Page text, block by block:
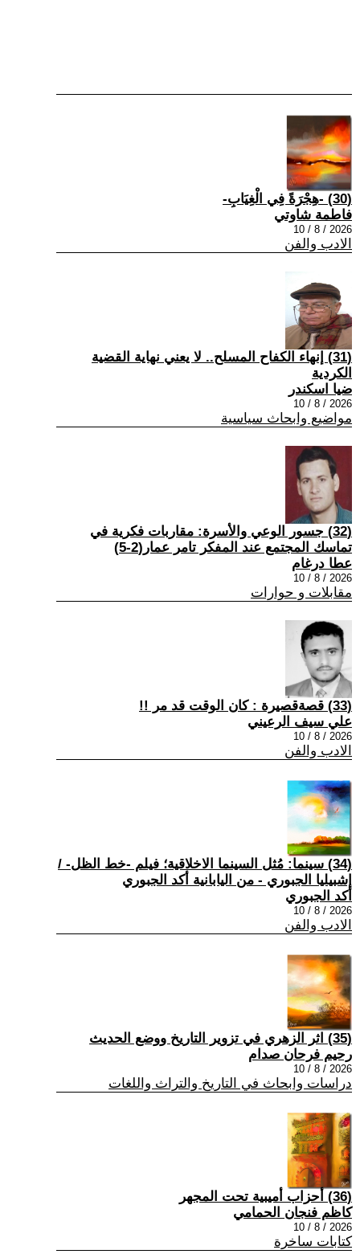
(30) -هِجْرَةً فِي الْغِيَابِ-
فاطمة شاوتي
2026 / 8 / 10
الادب والفن
(31) إنهاء الكفاح المسلح.. لا يعني نهاية القضية
الكردية
ضيا اسكندر
2026 / 8 / 10
مواضيع وابحاث سياسية
(32) جسور الوعي والأسرة: مقاربات فكرية في
تماسك المجتمع عند المفكر تامر عمار(2-5)
عطا درغام
2026 / 8 / 10
مقابلات و حوارات
(33) قصةقصيرة : كان الوقت قد مر !!
علي سيف الرعيني
2026 / 8 / 10
الادب والفن
(34) سينما: مُثل السينما الاخلاقية؛ فيلم -خط الظل- /
إشبيليا الجبوري - من اليابانية أكد الجبوري
أكد الجبوري
2026 / 8 / 10
الادب والفن
(35) اثر الزهري في تزوير التاريخ ووضع الحديث
رحيم فرحان صدام
2026 / 8 / 10
دراسات وابحاث في التاريخ والتراث واللغات
(36) أحزاب أميبية تحت المجهر
كاظم فنجان الحمامي
2026 / 8 / 10
كتابات ساخرة